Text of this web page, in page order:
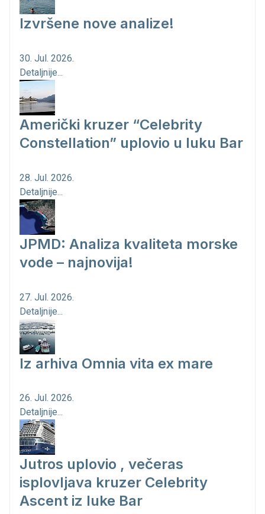
Izvršene nove analize!
30. Jul. 2026.
Detaljnije...
Američki kruzer “Celebrity
Constellation” uplovio u luku Bar
28. Jul. 2026.
Detaljnije...
JPMD: Analiza kvaliteta morske
vode – najnovija!
27. Jul. 2026.
Detaljnije...
Iz arhiva Omnia vita ex mare
26. Jul. 2026.
Detaljnije...
Jutros uplovio , večeras
isplovljava kruzer Celebrity
Ascent iz luke Bar